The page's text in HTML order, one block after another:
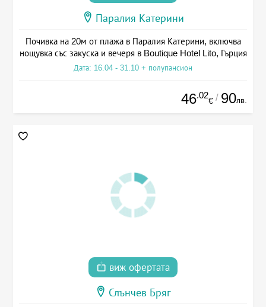
Паралия Катерини
Почивка на 20м от плажа в Паралия Катерини, включва
нощувка със закуска и вечеря в Boutique Hotel Lito, Гърция
Дата: 16.04 - 31.10 + полупансион
46.02
€ / 90лв.
виж офертата
Слънчев Бряг